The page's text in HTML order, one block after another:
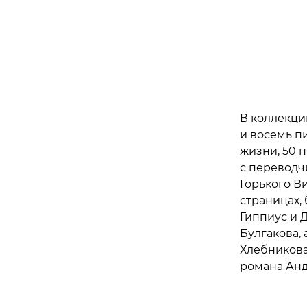
В
и восемь
жизни, 50
с
Горького
Гиппиус и